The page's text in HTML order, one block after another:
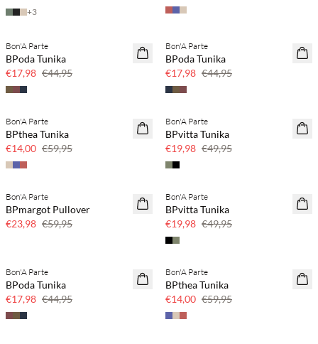
+3
SAVE20
Bon'A Parte
BPoda Tunika
€17,98 €44,95
SAVE20
Bon'A Parte
BPoda Tunika
€17,98 €44,95
SPOTTPREIS
Bon'A Parte
BPthea Tunika
€14,00 €59,95
SAVE20
Bon'A Parte
BPvitta Tunika
€19,98 €49,95
SAVE20
60 % Rabatt
Bon'A Parte
BPmargot Pullover
€23,98 €59,95
SAVE20
Bon'A Parte
BPvitta Tunika
€19,98 €49,95
SAVE20
Bon'A Parte
BPoda Tunika
€17,98 €44,95
SPOTTPREIS
Bon'A Parte
BPthea Tunika
€14,00 €59,95